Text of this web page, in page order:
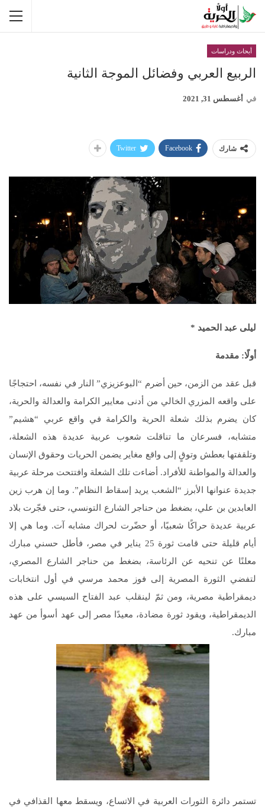
أبحاث ودراسات
الربيع العربي وفضائل الموجة الثانية
في أغسطس 31, 2021
شارك Facebook
Twitter
ليلى عبد الحميد *
أولًا: مقدمة
قبل عقد من الزمن، حين أضرم “البوعزيزي” النار في نفسه، احتجاجًا
على واقعه المزري الخالي من أدنى معايير الكرامة والعدالة والحرية،
كان يضرم بذلك شعلة الحرية والكرامة في واقع عربي “هشيم”
متشابه، فسرعان ما تناقلت شعوب عربية عديدة هذه الشعلة،
وتلقفتها بعطش وتوقٍ إلى واقع مغاير يضمن الحريات وحقوق الإنسان
والعدالة والمواطنة للأفراد. أضاءت تلك الشعلة وافتتحت مرحلة عربية
جديدة عنوانها الأبرز “الشعب يريد إسقاط النظام”. وما إن هرب زين
العابدين بن علي، بضغط من حناجر الشارع التونسي، حتى فجّرت بلاد
عربية عديدة حراكًا شعبيًا، أو حضّرت لحراك مشابه آت. وما هي إلا
أيام قليلة حتى قامت ثورة 25 يناير في مصر، فأطل حسني مبارك
معلنًا عن تنحيه عن الرئاسة، بضغط من حناجر الشارع المصري،
لتفضي الثورة المصرية إلى فوز محمد مرسي في أول انتخابات
ديمقراطية مصرية، ومن ثمّ لينقلب عبد الفتاح السيسي على هذه
الديمقراطية، ويقود ثورة مضادة، معيدًا مصر إلى عهد أسوأ من عهد
مبارك.
تستمر دائرة الثورات العربية في الاتساع، ويسقط معها القذافي في